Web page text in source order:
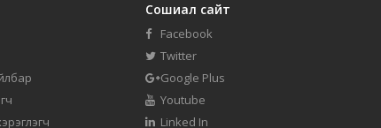
Сошиал сайт
Facebook
Twitter
Google Plus
Youtube
Linked In